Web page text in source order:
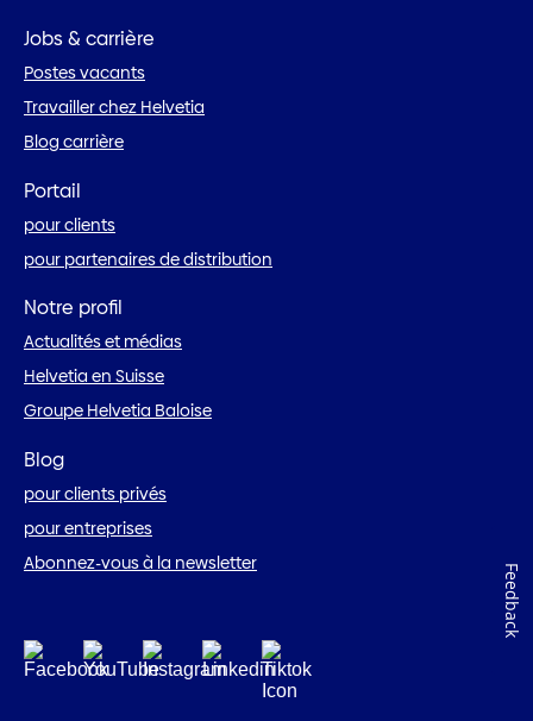
Jobs & carrière
Postes vacants
Travailler chez Helvetia
Blog carrière
Portail
pour clients
pour partenaires de distribution
Notre profil
Actualités et médias
Helvetia en Suisse
Groupe Helvetia Baloise
Blog
pour clients privés
pour entreprises
Abonnez-vous à la newsletter
Feedback